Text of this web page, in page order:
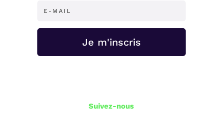
Je m'inscris
Suivez-nous